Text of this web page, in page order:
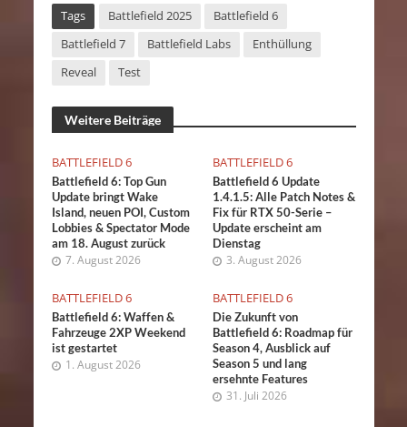
Tags Battlefield 2025
Battlefield 6
Battlefield 7
Battlefield Labs
Enthüllung
Reveal
Test
Weitere Beiträge
BATTLEFIELD 6
Battlefield 6: Top Gun
Update bringt Wake
Island, neuen POI, Custom
Lobbies & Spectator Mode
am 18. August zurück
7. August 2026
BATTLEFIELD 6
Battlefield 6 Update
1.4.1.5: Alle Patch Notes &
Fix für RTX 50-Serie –
Update erscheint am
Dienstag
3. August 2026
BATTLEFIELD 6
Battlefield 6: Waffen &
Fahrzeuge 2XP Weekend
ist gestartet
1. August 2026
BATTLEFIELD 6
Die Zukunft von
Battlefield 6: Roadmap für
Season 4, Ausblick auf
Season 5 und lang
ersehnte Features
31. Juli 2026